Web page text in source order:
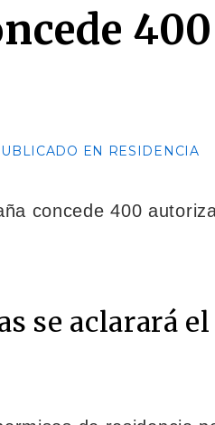
400
EN RESIDENCIA
se aclarará el